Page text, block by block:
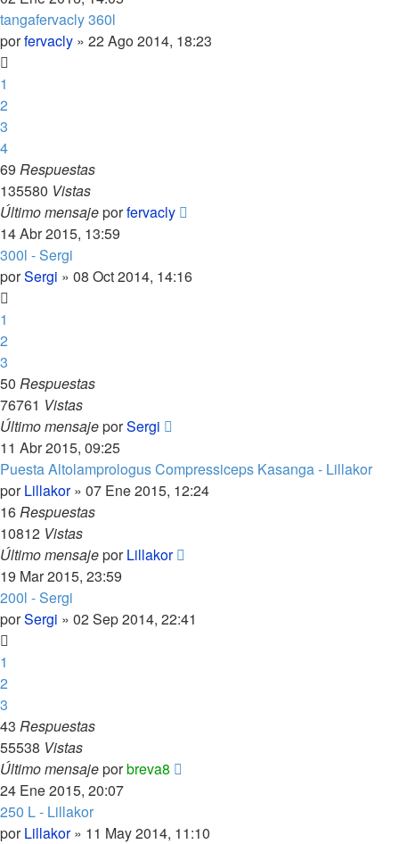
tangafervacly 360l
porfervacly » 22 Ago 2014, 18:23
1
2
3
4
69 Respuestas
135580 Vistas
Último mensajeporfervacly
14 Abr 2015, 13:59
300l - Sergi
porSergi » 08 Oct 2014, 14:16
1
2
3
50 Respuestas
76761 Vistas
Último mensajeporSergi
11 Abr 2015, 09:25
Puesta Altolamprologus Compressiceps Kasanga - Lillakor
porLillakor» 07 Ene 2015, 12:24
16Respuestas
10812 Vistas
Último mensajeporLillakor
19 Mar 2015, 23:59
200l - Sergi
porSergi » 02 Sep 2014, 22:41
1
2
3
43 Respuestas
55538 Vistas
Último mensajeporbreva8
24 Ene 2015, 20:07
250 L - Lillakor
porLillakor» 11 May 2014, 11:10